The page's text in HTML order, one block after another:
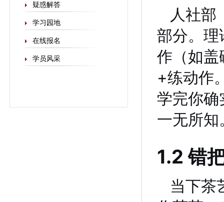
疑惑解答
学习园地
在线报名
学员风采
人社部
部分。
作（如盖
+练动作
学完你
一无所知
1.2 错
当下茶